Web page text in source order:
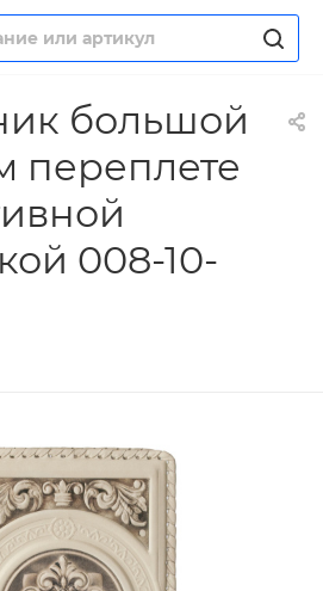
большой
переплете
008-10-